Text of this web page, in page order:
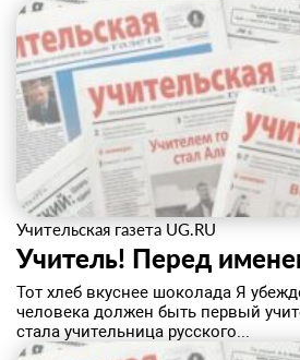
Учительская газета UG.RU
Учитель! Перед
Тот хлеб вкуснее шоколада Я
человека должен быть первый
стала учительница русского...